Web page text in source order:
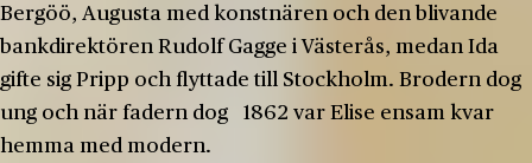
Bergöö, Augusta med konstnären och den blivande
bankdirektören Rudolf Gagge i Västerås, medan Ida
gifte sig Pripp och flyttade till Stockholm. Brodern dog
ung och när fadern dog 1862 var Elise ensam kvar
hemma med modern.